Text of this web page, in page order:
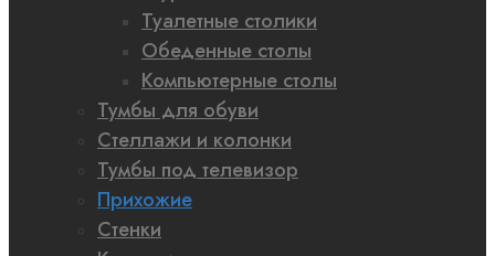
Туалетные столики
Обеденные столы
Компьютерные столы
Тумбы для обуви
Стеллажи и колонки
Тумбы под телевизор
Прихожие
Стенки